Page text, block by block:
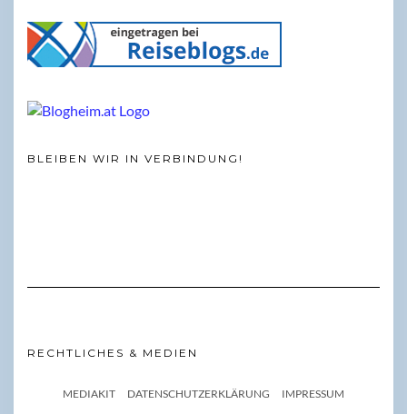
BLEIBEN WIR IN VERBINDUNG!
RECHTLICHES & MEDIEN
MEDIAKIT DATENSCHUTZERKLÄRUNG IMPRESSUM